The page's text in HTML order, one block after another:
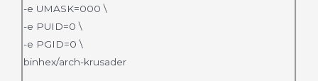
-e UMASK=000 \
-e PUID=0 \
-e PGID=0 \
binhex/arch-krusader